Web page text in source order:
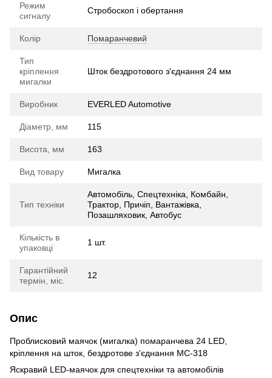
Режим
сигналу
Стробоскоп і обертання
Колір Помаранчевий
Тип
кріплення
мигалки
Шток бездротового з'єднання 24 мм
Виробник EVERLED Automotive
Діаметр, мм 115
Висота, мм 163
Вид товару Мигалка
Тип техніки
Автомобіль, Спецтехніка, Комбайн,
Трактор, Причіп, Вантажівка,
Позашляховик, Автобус
Кількість в
упаковці
1 шт.
Гарантійний
термін, міс.
12
Опис
Проблисковий маячок (мигалка) помаранчева 24 LED,
кріплення на шток, бездротове з'єднання МС-318
Яскравий LED-маячок для спецтехніки та автомобілів